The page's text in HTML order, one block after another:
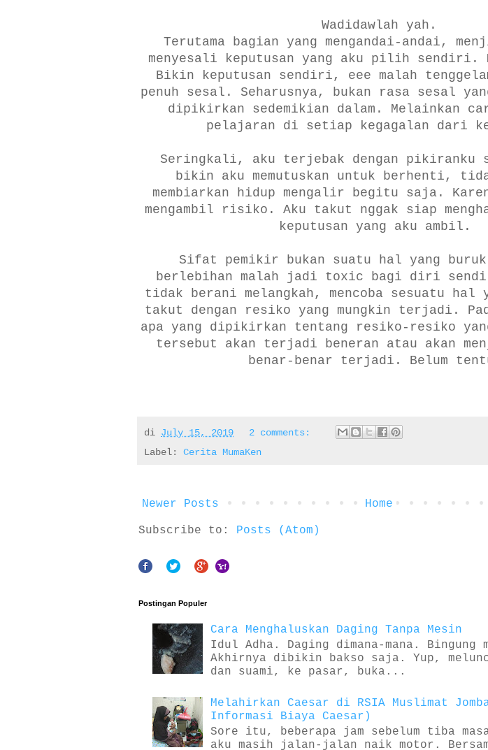
Wadidawlah yah.
Terutama bagian yang mengandai-andai,
menyesali keputusan yang aku pilih sendiri.
Bikin keputusan sendiri, eee malah
penuh sesal. Seharusnya, bukan rasa sesal
dipikirkan sedemikian dalam. Melainkan
pelajaran di setiap kegagalan dari
Seringkali, aku terjebak dengan pikiranku
bikin aku memutuskan untuk berhenti,
membiarkan hidup mengalir begitu saja.
mengambil risiko. Aku takut nggak siap
keputusan yang aku ambil.
Sifat pemikir bukan suatu hal yang
berlebihan malah jadi toxic bagi diri
tidak berani melangkah, mencoba sesuatu hal
takut dengan resiko yang mungkin terjadi.
apa yang dipikirkan tentang resiko-resiko
tersebut akan terjadi beneran atau akan
benar-benar terjadi. Belum
di July 15, 2019
2 comments:
Label: Cerita MumaKen
Newer Posts Home
Subscribe to: Posts (Atom)
Postingan Populer
Cara Menghaluskan Daging Tanpa Mesin
Idul Adha. Daging dimana-mana. Bingung
Akhirnya dibikin bakso saja. Yup,
dan suami, ke pasar, buka...
Melahirkan Caesar di RSIA Muslimat
Informasi Biaya Caesar)
Sore itu, beberapa jam sebelum tiba
aku masih jalan-jalan naik motor.